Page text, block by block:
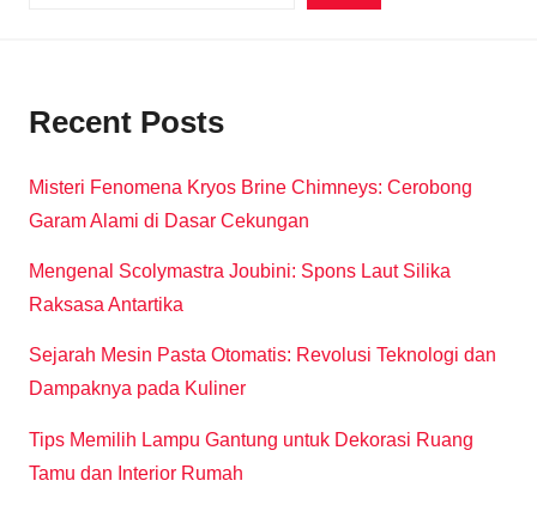
Recent Posts
Misteri Fenomena Kryos Brine Chimneys: Cerobong
Garam Alami di Dasar Cekungan
Mengenal Scolymastra Joubini: Spons Laut Silika
Raksasa Antartika
Sejarah Mesin Pasta Otomatis: Revolusi Teknologi dan
Dampaknya pada Kuliner
Tips Memilih Lampu Gantung untuk Dekorasi Ruang
Tamu dan Interior Rumah